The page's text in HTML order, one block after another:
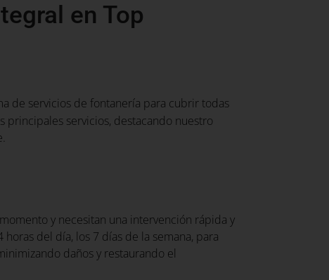
en Top
de servicios de fontanería para cubrir todas
principales servicios, destacando nuestro
y necesitan una intervención rápida y
del día, los 7 días de la semana, para
daños y restaurando el